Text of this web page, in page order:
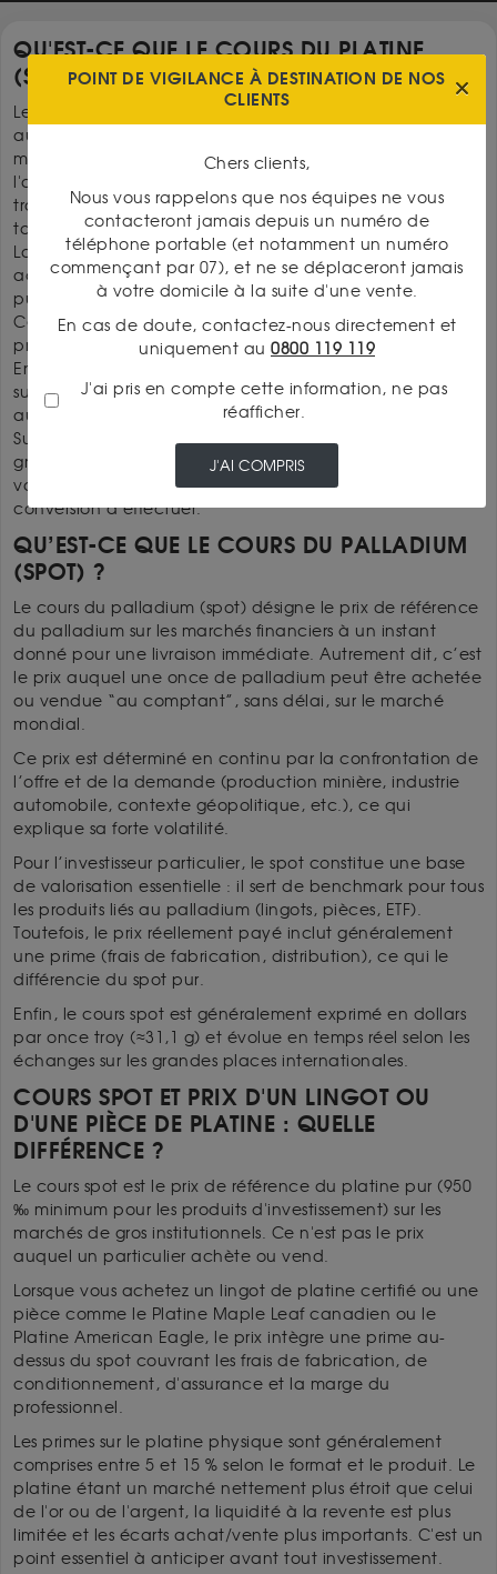
QU'EST-CE QUE LE COURS DU PLATINE
(SPOT) ?
Le cours du platine, aussi appelé prix spot, est le prix
auquel le platine s'échange en temps réel sur les
marchés financiers internationaux. Comme pour l'or et
l'argent, il est exprimé en dollars américains par once
troy (31,1035 grammes), puis converti en euros selon le
taux de change EUR/USD du moment.
La référence mondiale est le LBMA Platinum Price,
administré par l'IBA (ICE Benchmark Administration) et
publié deux fois par jour : à 9h45 GMT et à 14h00 GMT.
Ce fixing réunit les grandes banques mondiales et les
principaux intervenants du marché des métaux précieux.
En dehors de ces fixings, le platine s'échange en continu
sur le NYMEX de New York et la LBMA de Londres, du lundi
au vendredi.
Sur notre page, nous affichons le cours à l'once, au
gramme et au kilogramme directement en euros, avec la
variation en temps réel, pour une lecture immédiate sans
conversion à effectuer.
QU’EST-CE QUE LE COURS DU PALLADIUM
(SPOT) ?
Le cours du palladium (spot) désigne le prix de référence
du palladium sur les marchés financiers à un instant
donné pour une livraison immédiate. Autrement dit, c’est
le prix auquel une once de palladium peut être achetée
ou vendue “au comptant”, sans délai, sur le marché
mondial.
Ce prix est déterminé en continu par la confrontation de
l’offre et de la demande (production minière, industrie
automobile, contexte géopolitique, etc.), ce qui
explique sa forte volatilité.
Pour l’investisseur particulier, le spot constitue une base
de valorisation essentielle : il sert de benchmark pour tous
les produits liés au palladium (lingots, pièces, ETF).
Toutefois, le prix réellement payé inclut généralement
une prime (frais de fabrication, distribution), ce qui le
différencie du spot pur.
Enfin, le cours spot est généralement exprimé en dollars
par once troy (≈31,1 g) et évolue en temps réel selon les
échanges sur les grandes places internationales.
COURS SPOT ET PRIX D'UN LINGOT OU
D'UNE PIÈCE DE PLATINE : QUELLE
DIFFÉRENCE ?
Le cours spot est le prix de référence du platine pur (950
‰ minimum pour les produits d'investissement) sur les
marchés de gros institutionnels. Ce n'est pas le prix
auquel un particulier achète ou vend.
Lorsque vous achetez un lingot de platine certifié ou une
pièce comme le Platine Maple Leaf canadien ou le
Platine American Eagle, le prix intègre une prime au-
dessus du spot couvrant les frais de fabrication, de
conditionnement, d'assurance et la marge du
professionnel.
Les primes sur le platine physique sont généralement
comprises entre 5 et 15 % selon le format et le produit. Le
platine étant un marché nettement plus étroit que celui
de l'or ou de l'argent, la liquidité à la revente est plus
limitée et les écarts achat/vente plus importants. C'est un
point essentiel à anticiper avant tout investissement.
POINT DE VIGILANCE À DESTINATION DE NOS
CLIENTS
Chers clients,
Nous vous rappelons que nos équipes ne vous
contacteront jamais depuis un numéro de
téléphone portable (et notamment un numéro
commençant par 07), et ne se déplaceront jamais
à votre domicile à la suite d'une vente.
En cas de doute, contactez-nous directement et
uniquement au 0800 119 119
J'ai pris en compte cette information, ne pas
réafficher.
J'AI COMPRIS